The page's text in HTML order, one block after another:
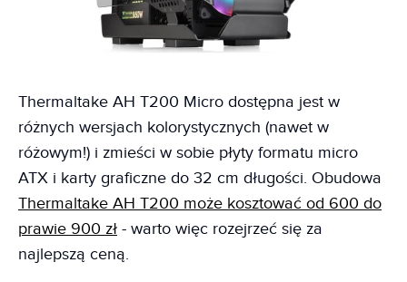
Thermaltake AH T200 Micro dostępna jest w
różnych wersjach kolorystycznych (nawet w
różowym!) i zmieści w sobie płyty formatu micro
ATX i karty graficzne do 32 cm długości. Obudowa
Thermaltake AH T200 może kosztować od 600 do
prawie 900 zł - warto więc rozejrzeć się za
najlepszą ceną.